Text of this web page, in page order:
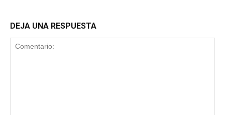
DEJA UNA RESPUESTA